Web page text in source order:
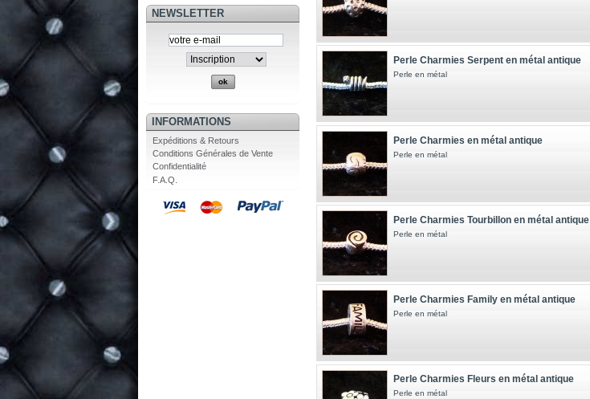
NEWSLETTER
INFORMATIONS
Expéditions & Retours
Conditions Générales de Vente
Confidentialité
F.A.Q.
Perle Charmies Serpent en métal antique
Perle en métal
Perle Charmies en métal antique
Perle en métal
Perle Charmies Tourbillon en métal antique
Perle en métal
Perle Charmies Family en métal antique
Perle en métal
Perle Charmies Fleurs en métal antique
Perle en métal